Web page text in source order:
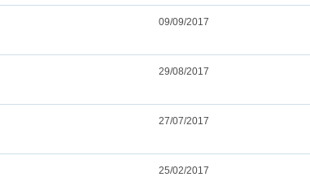
09/09/2017
29/08/2017
27/07/2017
25/02/2017